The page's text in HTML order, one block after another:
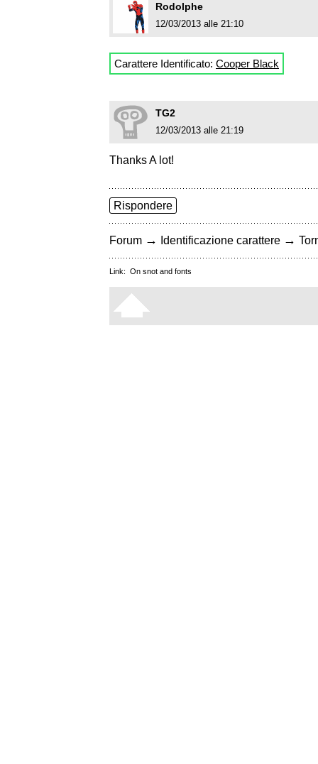
Rodolphe
12/03/2013 alle 21:10
Carattere Identificato: Cooper Black
TG2
12/03/2013 alle 21:19
Thanks A lot!
Rispondere
Forum → Identificazione carattere →
Link: On snot and fonts